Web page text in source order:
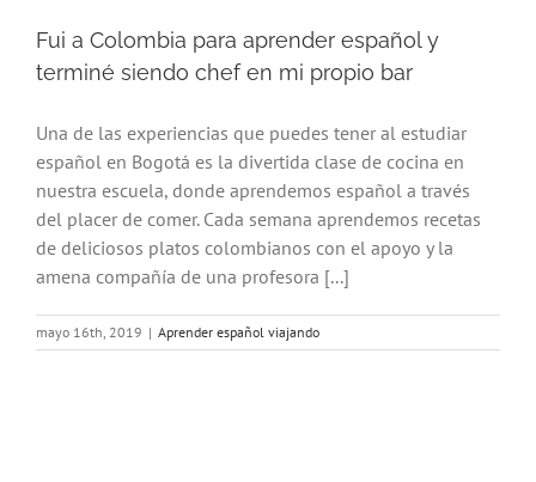
Fui a Colombia para aprender español y
terminé siendo chef en mi propio bar
Una de las experiencias que puedes tener al estudiar
español en Bogotá es la divertida clase de cocina en
nuestra escuela, donde aprendemos español a través
del placer de comer. Cada semana aprendemos recetas
de deliciosos platos colombianos con el apoyo y la
amena compañía de una profesora [...]
mayo 16th, 2019 | Aprender español viajando